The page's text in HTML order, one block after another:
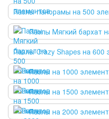
Пазлы-панорамы на 500
Пазлы Мягкий бархат
Пазлы Crazy Shapes на 600
Пазлы на 1000
Пазлы на 1500
Пазлы на 2000